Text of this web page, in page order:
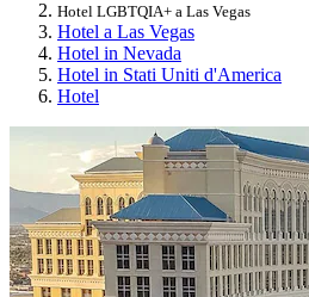
Hotel LGBTQIA+ a Las Vegas
Hotel a Las Vegas
Hotel in Nevada
Hotel in Stati Uniti d'America
Hotel